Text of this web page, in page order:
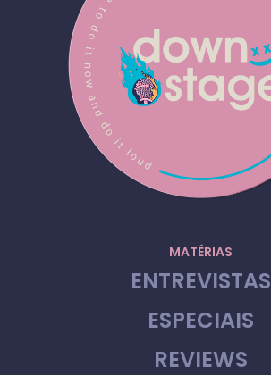
MATÉRIAS
ENTREVISTAS
ESPECIAIS
REVIEWS